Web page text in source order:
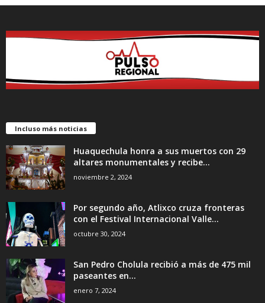
Incluso más noticias
Huaquechula honra a sus muertos con 29
altares monumentales y recibe...
noviembre 2, 2024
Por segundo año, Atlixco cruza fronteras
con el Festival Internacional Valle...
octubre 30, 2024
San Pedro Cholula recibió a más de 475 mil
paseantes en...
enero 7, 2024